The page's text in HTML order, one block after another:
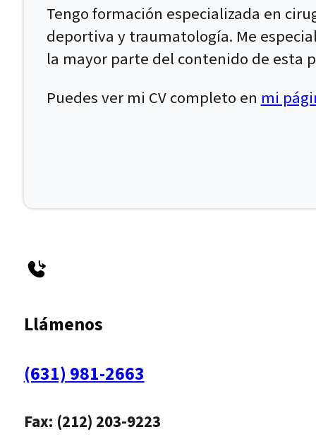
Tengo formación especializada en
deportiva y traumatología. Me
la mayor parte del contenido de esta
Puedes ver mi CV completo en mi
Llámenos
(631) 981-2663
Fax: (212) 203-9223